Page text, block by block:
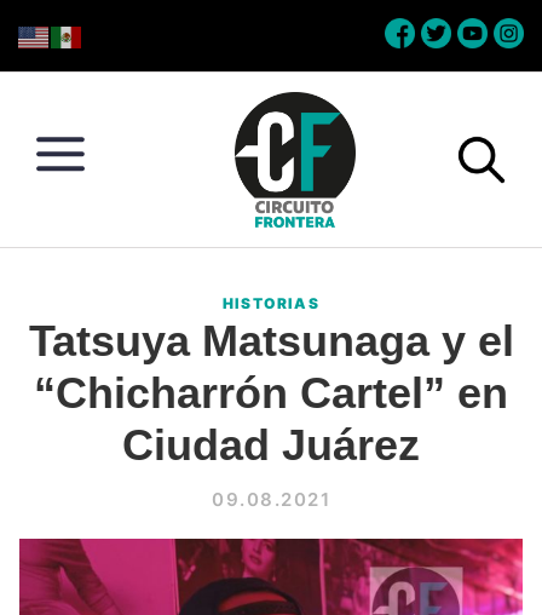
to
to
to
to
Conéctate
la
frontera
HISTORIAS
Tatsuya Matsunaga y el
“Chicharrón Cartel” en
Ciudad Juárez
09.08.2021